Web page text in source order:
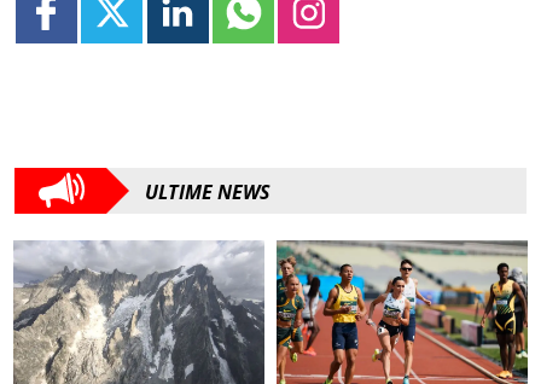
ULTIME NEWS